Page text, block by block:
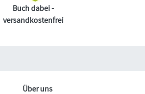
Buch dabei -
versandkostenfrei
Über uns